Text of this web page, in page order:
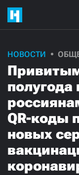
НОВОСТИ
полугода
QR-коды
новых
3000
500